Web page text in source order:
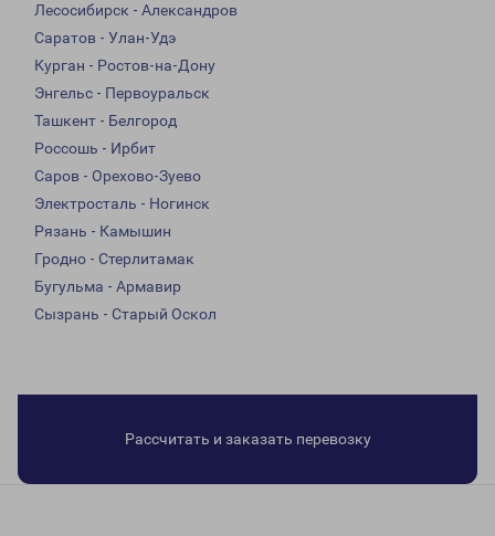
Лесосибирск - Александров
Саратов - Улан-Удэ
Курган - Ростов-на-Дону
Энгельс - Первоуральск
Ташкент - Белгород
Россошь - Ирбит
Саров - Орехово-Зуево
Электросталь - Ногинск
Рязань - Камышин
Гродно - Стерлитамак
Бугульма - Армавир
Сызрань - Старый Оскол
Рассчитать и заказать перевозку